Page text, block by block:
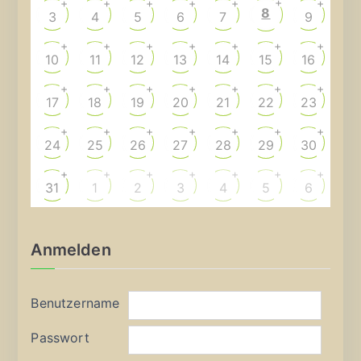
3
+
4
+
5
+
6
+
7
+
8 9
+
10
+
11
+
12
+
13
+
14
+
15
+
16
+
17
+
18
+
19
+
20
+
21
+
22
+
23
+
24
+
25
+
26
+
27
+
28
+
29
+
30
+
31
+
1
+
2
+
3
+
4
+
5
+
6
+
Anmelden
Benutzername
Passwort